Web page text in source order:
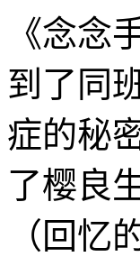
《念念
到了同
症的秘
了樱良
（回忆